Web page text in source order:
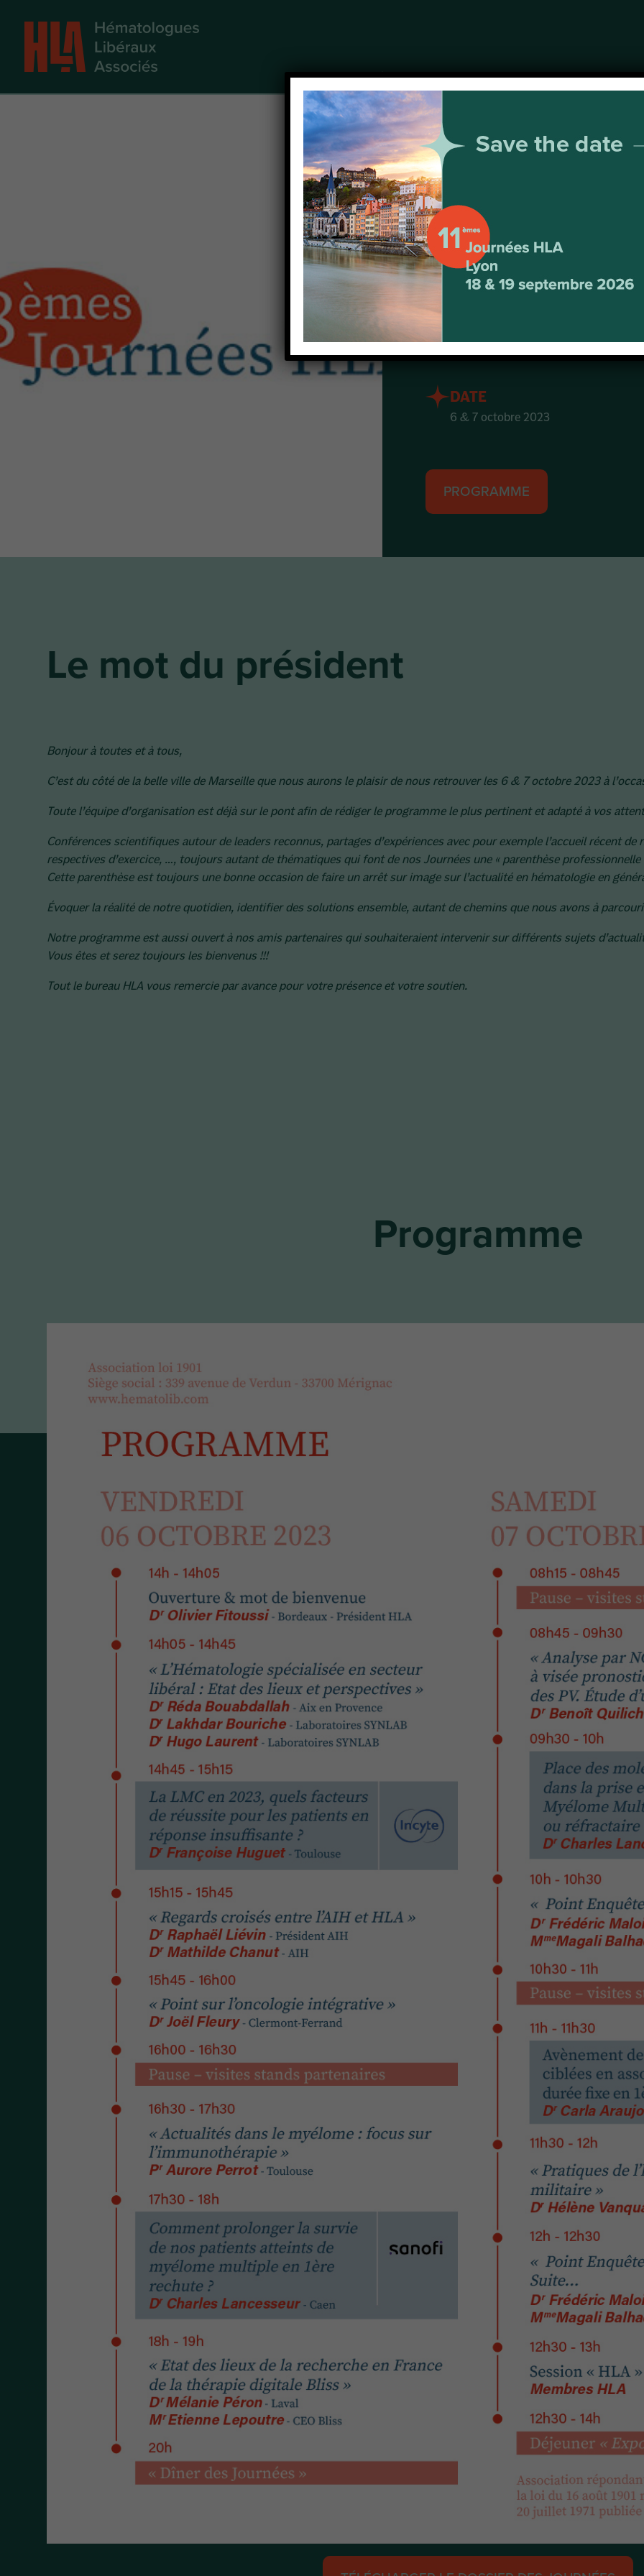
8èmes
Marseille
6 & 7
Radisson Blu Hôtel Marseille
DATE
6 & 7 octobre 2023
PROGRAMME
Le mot du président
Bonjour à toutes et à tous,
C’est du côté de la belle ville de Marseille que nous aurons le plaisir de nous retrouver les 6 & 7 octobre 2023 à
Toute l’équipe d’organisation est déjà sur le pont afin de rédiger le programme le plus pertinent et adapté à vos
Conférences scientifiques autour de leaders reconnus, partages d’expériences avec pour exemple l’accueil récent de
respectives d’exercice, …, toujours autant de thématiques qui font de nos Journées une « parenthèse
Cette parenthèse est toujours une bonne occasion de faire un arrêt sur image sur l’actualité en hématologie en
Évoquer la réalité de notre quotidien, identifier des solutions ensemble, autant de chemins que nous avons à
Notre programme est aussi ouvert à nos amis partenaires qui souhaiteraient intervenir sur différents sujets
Vous êtes et serez toujours les bienvenus !!!
Tout le bureau HLA vous remercie par avance pour votre présence et votre soutien.
Programme